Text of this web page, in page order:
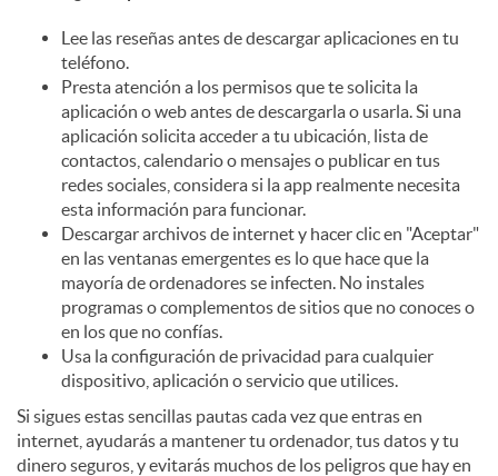
Lee las reseñas antes de descargar aplicaciones en tu
teléfono.
Presta atención a los permisos que te solicita la
aplicación o web antes de descargarla o usarla. Si una
aplicación solicita acceder a tu ubicación, lista de
contactos, calendario o mensajes o publicar en tus
redes sociales, considera si la app realmente necesita
esta información para funcionar.
Descargar archivos de internet y hacer clic en "Aceptar"
en las ventanas emergentes es lo que hace que la
mayoría de ordenadores se infecten. No instales
programas o complementos de sitios que no conoces o
en los que no confías.
Usa la configuración de privacidad para cualquier
dispositivo, aplicación o servicio que utilices.
Si sigues estas sencillas pautas cada vez que entras en
internet, ayudarás a mantener tu ordenador, tus datos y tu
dinero seguros, y evitarás muchos de los peligros que hay en